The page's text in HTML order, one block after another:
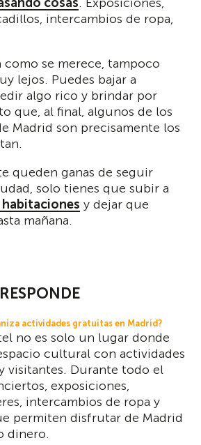
cosas. Exposiciones,
intercambios de ropa,
como se merece, tampoco
lejos. Puedes bajar a
algo rico y brindar por
que, al final, algunos de los
Madrid son precisamente los
queden ganas de seguir
solo tienes que subir a
y dejar que
mañana.
actividades gratuitas en Madrid?
no es solo un lugar donde
cultural con actividades
visitantes. Durante todo el
exposiciones,
intercambios de ropa y
permiten disfrutar de Madrid
dinero.